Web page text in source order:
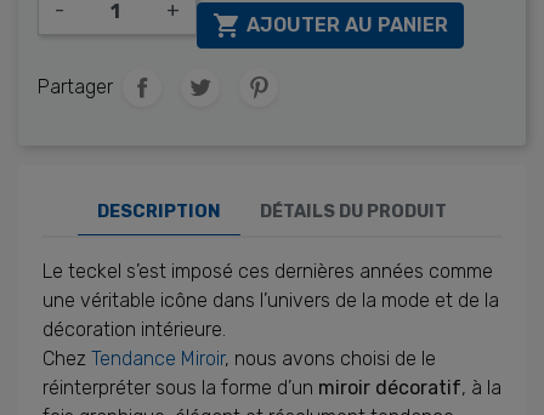
- +
 AJOUTER AU PANIER
Partager
DESCRIPTION DÉTAILS DU PRODUIT
Le teckel s’est imposé ces dernières années comme
une véritable icône dans l’univers de la mode et de la
décoration intérieure.
Chez Tendance Miroir, nous avons choisi de le
réinterpréter sous la forme d’un miroir décoratif, à la